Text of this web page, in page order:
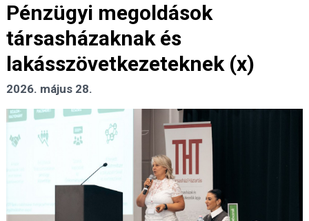
Pénzügyi megoldások
társasházaknak és
lakásszövetkezeteknek (x)
2026. május 28.